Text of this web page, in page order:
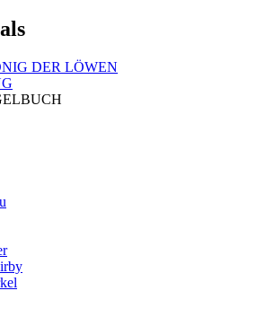
DER LÖWEN